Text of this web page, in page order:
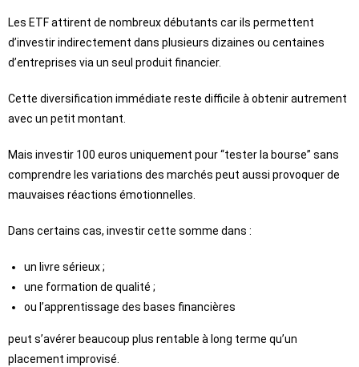
Les ETF attirent de nombreux débutants car ils permettent
d’investir indirectement dans plusieurs dizaines ou centaines
d’entreprises via un seul produit financier.
Cette diversification immédiate reste difficile à obtenir autrement
avec un petit montant.
Mais investir 100 euros uniquement pour “tester la bourse” sans
comprendre les variations des marchés peut aussi provoquer de
mauvaises réactions émotionnelles.
Dans certains cas, investir cette somme dans :
un livre sérieux ;
une formation de qualité ;
ou l’apprentissage des bases financières
peut s’avérer beaucoup plus rentable à long terme qu’un
placement improvisé.